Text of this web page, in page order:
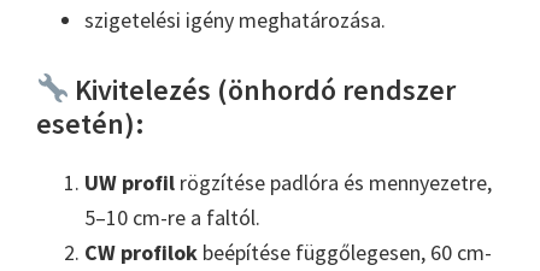
szigetelési igény meghatározása.
Kivitelezés (önhordó rendszer
esetén):
UW profil rögzítése padlóra és mennyezetre,
5–10 cm-re a faltól.
CW profilok beépítése függőlegesen, 60 cm-